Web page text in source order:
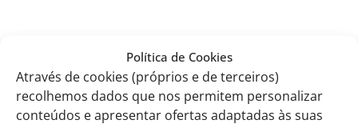
Política de Cookies
Através de cookies (próprios e de terceiros)
recolhemos dados que nos permitem personalizar
conteúdos e apresentar ofertas adaptadas às suas
EITV, 12 de dezembro de 2023.
A Direção do Currículo Nacional,